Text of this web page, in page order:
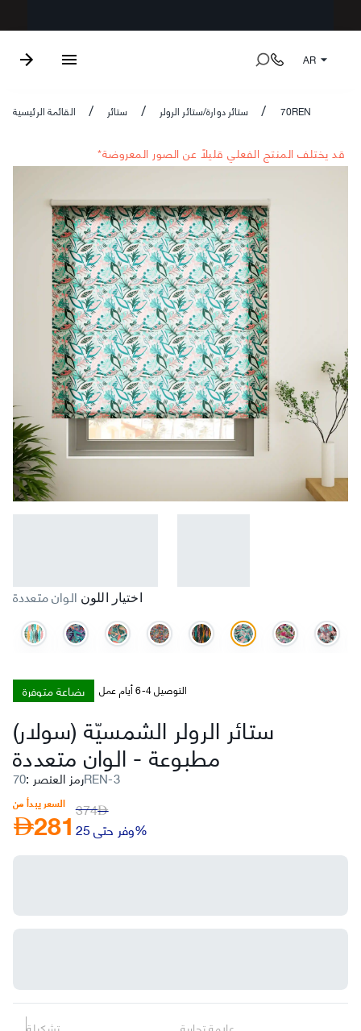
AR
القائمة الرئيسية / ستائر / ستائر دوارة/ستائر الرولر / 70REN
*قد يختلف المنتج الفعلي قليلاً عن الصور المعروضة
اختيار اللون الوان متعددة
بضاعة متوفرة التوصيل 4-6 أيام عمل
ستائر الرولر الشمسيّة (سولار)
مطبوعة-الوان متعددة
رمز العنصر : 70REN-3
السعر يبدأ من
AED281 AED
374
وفر حتى 25%